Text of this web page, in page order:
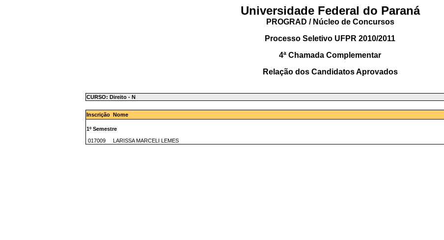
Universidade Federal do Paraná
PROGRAD / Núcleo de Concursos
Processo Seletivo UFPR 2010/2011
4ª Chamada Complementar
Relação dos Candidatos Aprovados
CURSO: Direito - N
Inscrição Nome
1º Semestre
017009 LARISSA MARCELI LEMES